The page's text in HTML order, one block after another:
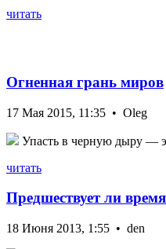
читать
Огненная грань миров
17 Мая 2015, 11:35 • Oleg
Упасть в черную дыру —
читать
Предшествует ли
18 Июня 2013, 1:55 • den